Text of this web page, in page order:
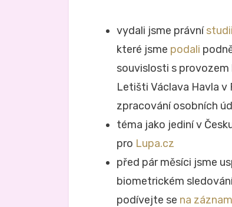
vydali jsme právnístudii
které jsme podali
souvislosti s
Letišti Václava Havla
zpracování osobních
téma jako jediní v
pro Lupa.cz
před pár měsíci jsme
biometrickém
podívejte se na